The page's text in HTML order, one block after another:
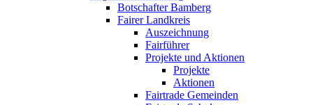
Botschafter Bamberg
Fairer Landkreis
Auszeichnung
Fairführer
Projekte und Aktionen
Projekte
Aktionen
Fairtrade Gemeinden